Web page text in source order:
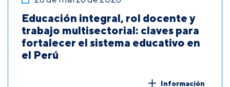
Educación integral, rol docente y
trabajo multisectorial: claves para
fortalecer el sistema educativo en
el Perú
Información